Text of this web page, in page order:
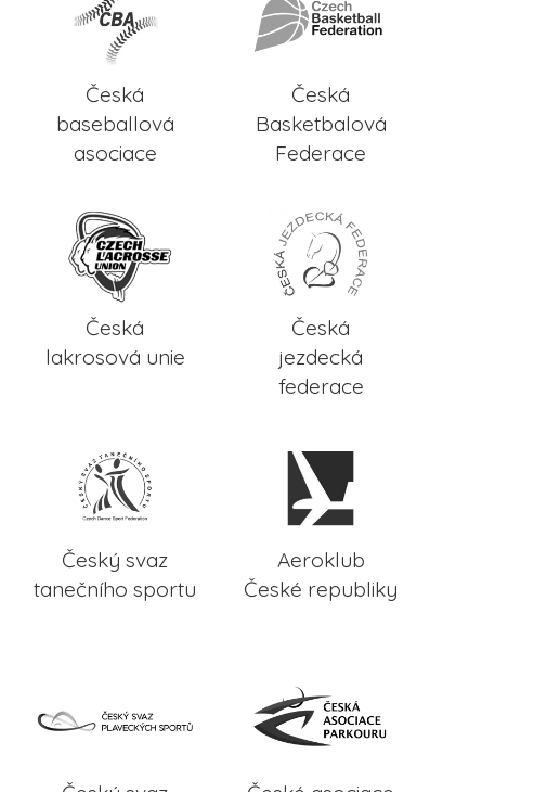
Česká
baseballová
asociace
Česká
Basketbalová
Federace
Česká
lakrosová unie
Česká
jezdecká
federace
Český svaz
tanečního sportu
Aeroklub
České republiky